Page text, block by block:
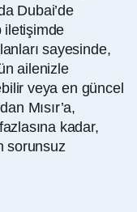
Dubai’de
iletişimde
sayesinde,
ailenizle
veya en güncel
Mısır’a,
kadar,
sorunsuz